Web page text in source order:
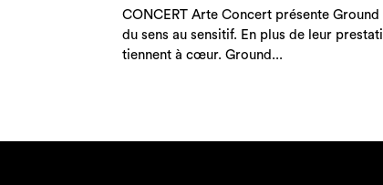
CONCERT Arte Concert présente
du sens au sensitif. En plus de leur
tiennent à cœur. Ground...